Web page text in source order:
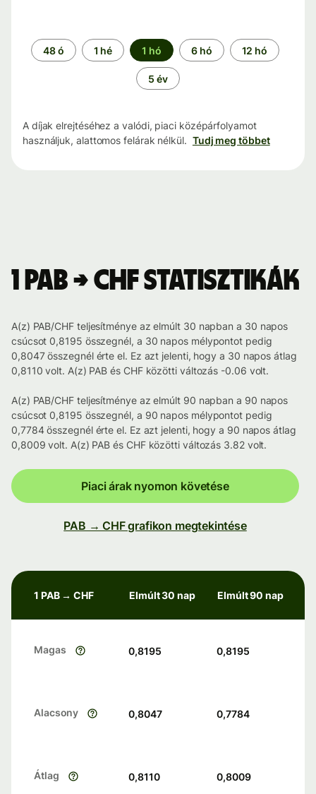
Időszak
48 ó 1 hé 1 hó 6 hó 12 hó
5 év
A díjak elrejtéséhez a valódi, piaci középárfolyamot
használjuk, alattomos felárak nélkül. Tudj meg többet
1 PAB → CHF statisztikák
A(z) PAB/CHF teljesítménye az elmúlt 30 napban a 30 napos
csúcsot 0,8195 összegnél, a 30 napos mélypontot pedig
0,8047 összegnél érte el. Ez azt jelenti, hogy a 30 napos átlag
0,8110 volt. A(z) PAB és CHF közötti változás -0.06 volt.
A(z) PAB/CHF teljesítménye az elmúlt 90 napban a 90 napos
csúcsot 0,8195 összegnél, a 90 napos mélypontot pedig
0,7784 összegnél érte el. Ez azt jelenti, hogy a 90 napos átlag
0,8009 volt. A(z) PAB és CHF közötti változás 3.82 volt.
Piaci árak nyomon követése
PAB → CHF grafikon megtekintése
1 PAB → CHF Elmúlt 30 nap Elmúlt 90 nap
Magas 0,8195 0,8195
Alacsony 0,8047 0,7784
Átlag 0,8110 0,8009